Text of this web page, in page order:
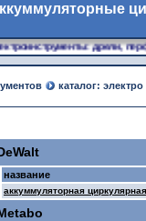
дрели,
каталог:
название
аккуммуляторная